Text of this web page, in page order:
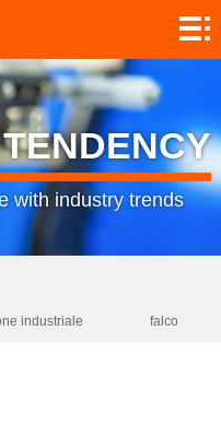
with industry trends
industriale falco